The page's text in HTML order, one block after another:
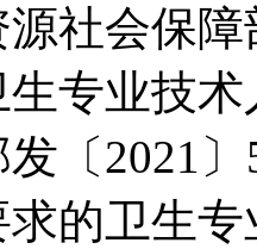
社会保
生专业技
发〔2021
的卫生